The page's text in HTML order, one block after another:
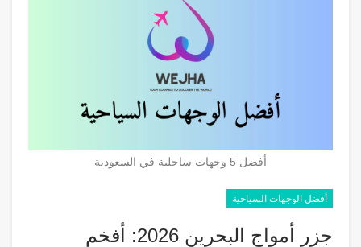
أفضل 5 وجهات ساحلية في السعودية
أفضل الوجهات السياحية
جزر أمواج البحرين 2026: أفخم